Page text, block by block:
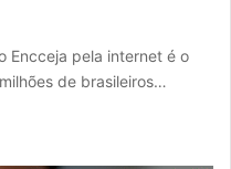
Encceja pela internet é o
de brasileiros…